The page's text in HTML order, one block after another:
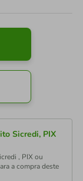
Sicredi, PIX
, PIX ou
a compra deste